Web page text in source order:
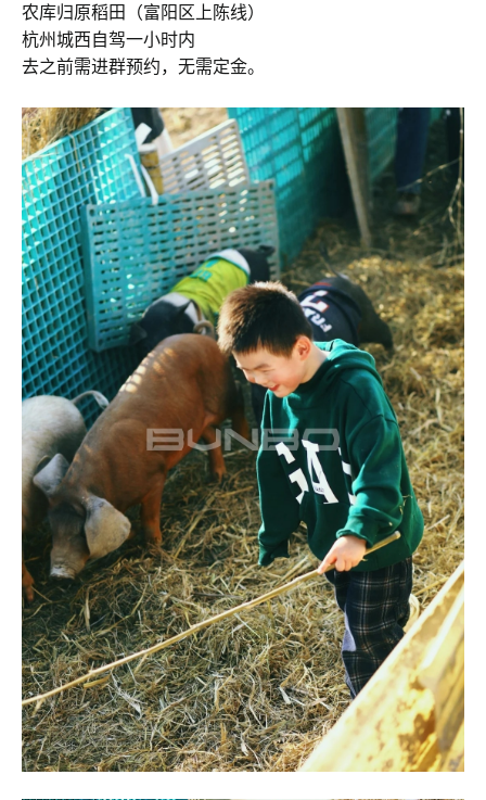
农库归原稻田（富阳区上陈线）
杭州城西自驾一小时内
去之前需进群预约，无需定金。